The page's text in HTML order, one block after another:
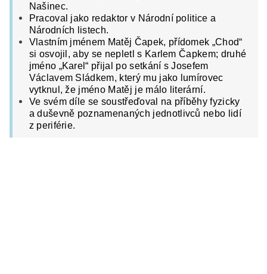
Našinec.
Pracoval jako redaktor v Národní politice a
Národních listech.
Vlastním jménem Matěj Čapek, přídomek „Chod“
si osvojil, aby se nepletl s Karlem Čapkem; druhé
jméno „Karel“ přijal po setkání s Josefem
Václavem Sládkem, který mu jako lumírovec
vytknul, že jméno Matěj je málo literární.
Ve svém díle se soustřeďoval na příběhy fyzicky
a duševně poznamenaných jednotlivců nebo lidí
z periférie.